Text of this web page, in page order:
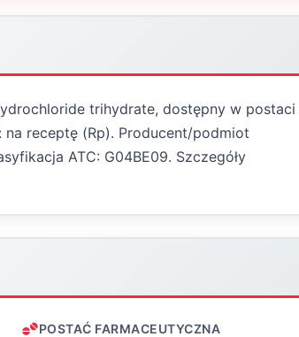
trihydrate, dostępny w postaci
receptę (Rp). Producent/podmiot
ATC: G04BE09. Szczegóły
POSTAĆ FARMACEUTYCZNA